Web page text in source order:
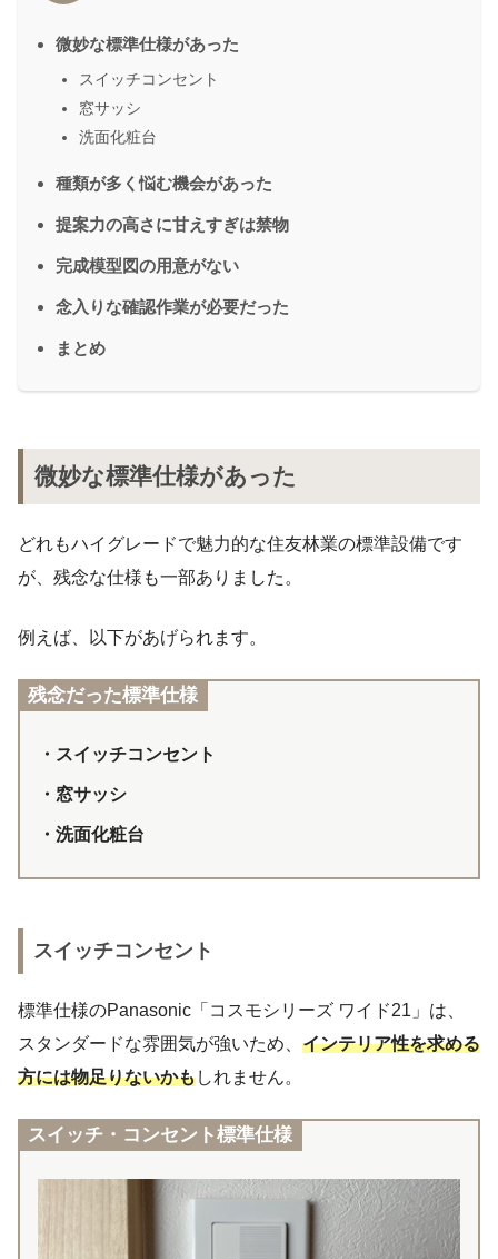
微妙な標準仕様があった
スイッチコンセント
窓サッシ
洗面化粧台
種類が多く悩む機会があった
提案力の高さに甘えすぎは禁物
完成模型図の用意がない
念入りな確認作業が必要だった
まとめ
微妙な標準仕様があった
どれもハイグレードで魅力的な住友林業の標準設備です
が、残念な仕様も一部ありました。
例えば、以下があげられます。
残念だった標準仕様
・スイッチコンセント
・窓サッシ
・洗面化粧台
スイッチコンセント
標準仕様のPanasonic「コスモシリーズ ワイド21」は、
スタンダードな雰囲気が強いため、 インテリア性を求める
方には物足りないかもしれません。
スイッチ・コンセント標準仕様